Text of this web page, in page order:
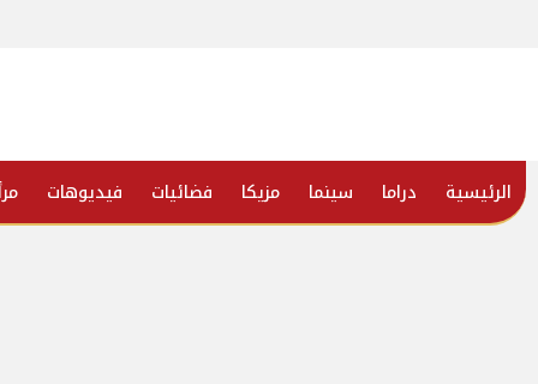
الرئيسية دراما سينما مزيكا فضائيات فيديوهات